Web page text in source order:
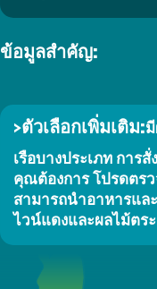
ข้อมูลสำคัญ:
>ตัวเลือกเพิ่มเติม:
เรือบางประเภท การ
คุณต้องการ โปรดตร
สามารถนำอาหารแล
ไวน์แดงและผลไม้ตร
Koh Pakbia